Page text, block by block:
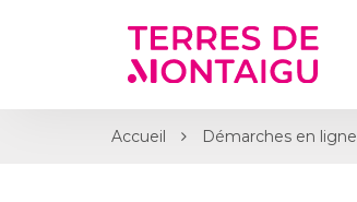
Accueil Démarches en ligne